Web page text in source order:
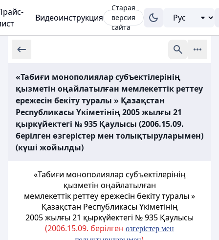
Видеоинструкция
Старая
версия
сайта
«Табиғи монополиялар субъектілерінің
қызметін оңайлатылған мемлекеттік реттеу
ережесін бекіту туралы » Қазақстан
Республикасы Үкіметінің 2005 жылғы 21
қыркүйектегі № 935 Қаулысы (2006.15.09.
берілген өзгерістер мен толықтыруларымен)
(күші жойылды)
«Табиғи монополиялар субъектiлерінiң
қызметiн оңайлатылған
мемлекеттік реттеу ережесін бекіту туралы »
Қазақстан Республикасы Үкіметінің
2005 жылғы 21 қыркүйектегі № 935 Қаулысы
(2006.15.09. берілген өзгерістер мен